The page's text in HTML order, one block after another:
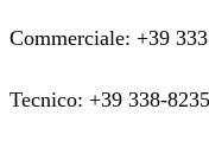
Commerciale: +39
Tecnico: +39 338-